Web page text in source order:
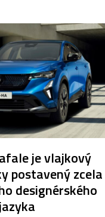
je vlajkový
postavený zcela
designérského